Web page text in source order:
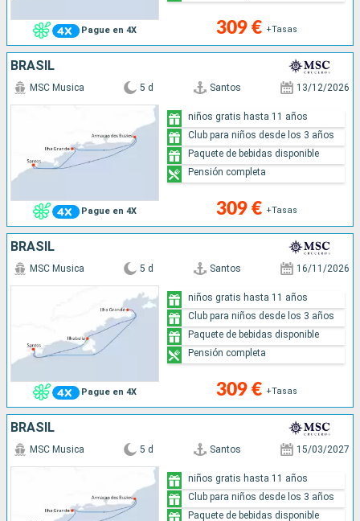
Pague en 4X 309 € +Tasas
BRASIL
Pague en 4X
MSC Musica 5 d Santos 13/12/2026
309 € +Tasas
niños gratis hasta 11 años
Club para niños desde los 3 años
Paquete de bebidas disponible
Pensión completa
BRASIL
Pague en 4X
MSC Musica 5 d Santos 16/11/2026
309 € +Tasas
niños gratis hasta 11 años
Club para niños desde los 3 años
Paquete de bebidas disponible
Pensión completa
BRASIL
MSC Musica 5 d Santos 15/03/2027
niños gratis hasta 11 años
Club para niños desde los 3 años
Paquete de bebidas disponible